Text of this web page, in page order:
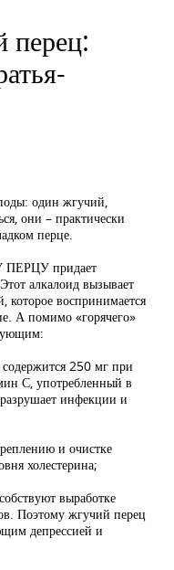
перец:
один жгучий,
они – практически
перце.
ПЕРЦУ придает
алкалоид вызывает
которое воспринимается
А помимо «горячего»
250 мг при
С, употребленный в
инфекции и
и очистке
холестерина;
выработке
Поэтому жгучий перец
депрессией и